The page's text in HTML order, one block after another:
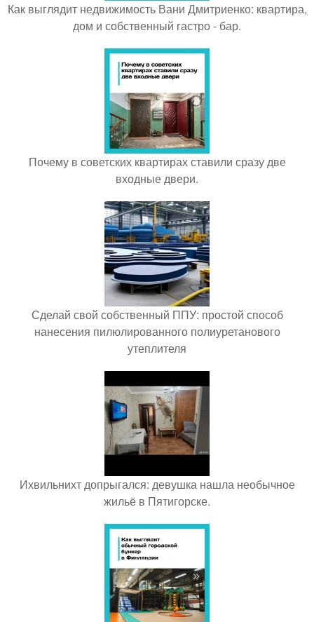
Как выглядит недвижимость Вани Дмитриенко: квартира,
дом и собственный гастро - бар.
Почему в советских квартирах ставили сразу две
входные двери.
Сделай свой собственный ППУ: простой способ
нанесения пилюлированного полиуретанового
утеплителя
Ихвильнихт допрыгался: девушка нашла необычное
жильё в Пятигорске.